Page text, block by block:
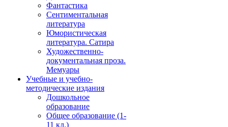
Фантастика
Сентиментальная
литература
Юмористическая
литература. Сатира
Художественно-
документальная проза.
Мемуары
Учебные и учебно-
методические издания
Дошкольное
образование
Общее образование (1-
11 кл.)